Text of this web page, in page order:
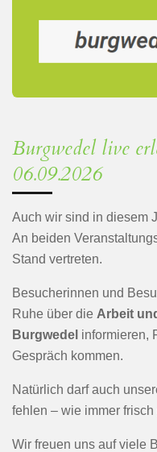
Burgwedel live
06.09.2026
Auch wir sind in diesem
An beiden
Stand vertreten.
Besucherinnen und
Ruhe über die Arbeit
Burgwedel informieren,
Gespräch kommen.
Natürlich darf auch
fehlen – wie immer
Wir freuen uns auf viele